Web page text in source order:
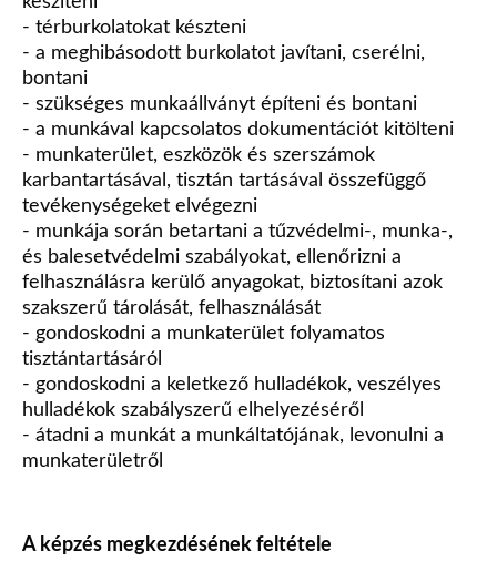
- térburkolatokat készteni
- a meghibásodott burkolatot javítani, cserélni,
bontani
- szükséges munkaállványt építeni és bontani
- a munkával kapcsolatos dokumentációt kitölteni
- munkaterület, eszközök és szerszámok
karbantartásával, tisztán tartásával összefüggő
tevékenységeket elvégezni
- munkája során betartani a tűzvédelmi-, munka-,
és balesetvédelmi szabályokat, ellenőrizni a
felhasználásra kerülő anyagokat, biztosítani azok
szakszerű tárolását, felhasználását
- gondoskodni a munkaterület folyamatos
tisztántartásáról
- gondoskodni a keletkező hulladékok, veszélyes
hulladékok szabályszerű elhelyezéséről
- átadni a munkát a munkáltatójának, levonulni a
munkaterületről
A képzés megkezdésének feltétele